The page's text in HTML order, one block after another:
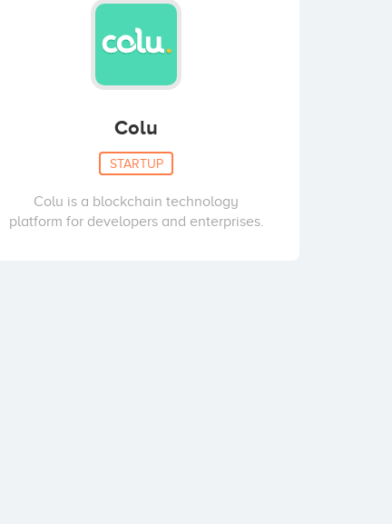
Colu
STARTUP
Colu is a blockchain technology
platform for developers and enterprises.